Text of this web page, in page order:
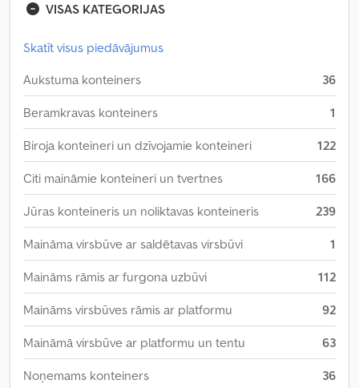
VISAS KATEGORIJAS
Skatīt visus piedāvājumus
Aukstuma konteiners
36
Beramkravas konteiners 1
Biroja konteineri un dzīvojamie konteineri 122
Citi maināmie konteineri un tvertnes 166
Jūras konteineris un noliktavas konteineris 239
Maināma virsbūve ar saldētavas virsbūvi 1
Maināms rāmis ar furgona uzbūvi 112
Maināms virsbūves rāmis ar platformu 92
Maināmā virsbūve ar platformu un tentu 63
Noņemams konteiners 36